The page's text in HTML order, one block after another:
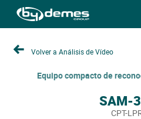
Volver a Análisis de Vídeo
Equipo compacto de
SAM-
CPT-